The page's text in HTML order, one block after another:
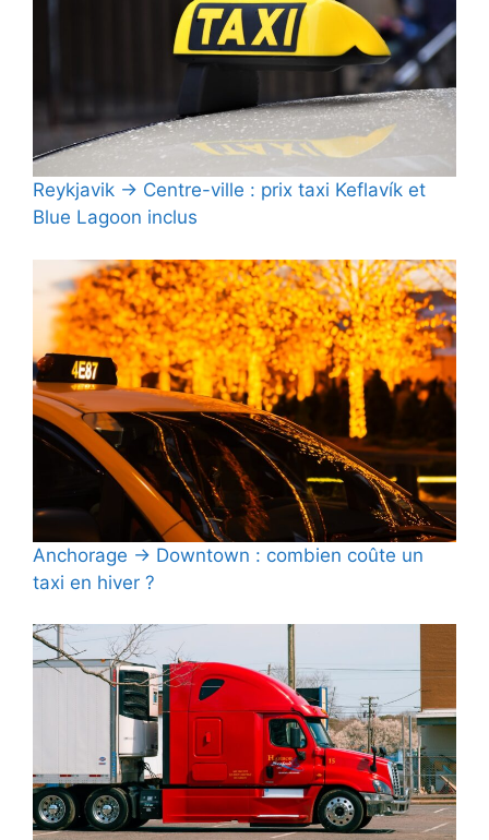
Reykjavik → Centre-ville : prix taxi Keflavík et
Blue Lagoon inclus
Anchorage → Downtown : combien coûte un
taxi en hiver ?